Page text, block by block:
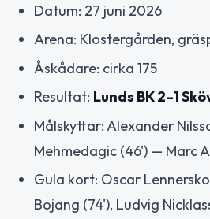
Datum: 27 juni 2026
Arena: Klostergården,
Åskådare: cirka 175
Resultat: Lunds BK 2–1
Målskyttar: Alexander
Mehmedagic (46') — Marc
Gula kort: Oscar
Bojang (74'), Ludvig